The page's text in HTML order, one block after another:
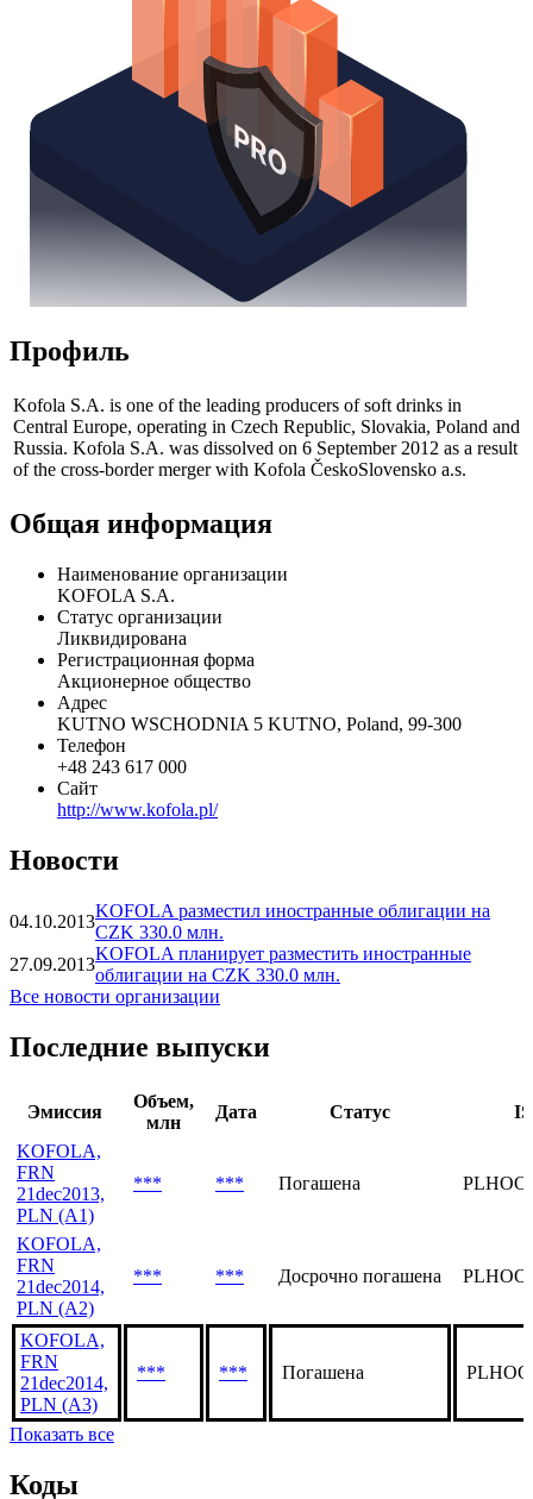
Профиль
Kofola S.A. is one of the leading producers of soft drinks in
Central Europe, operating in Czech Republic, Slovakia, Poland and
Russia. Kofola S.A. was dissolved on 6 September 2012 as a result
Общая информация
Наименование организации
KOFOLA S.A.
Статус организации
Ликвидирована
Регистрационная форма
Акционерное общество
Адрес
KUTNO WSCHODNIA 5 KUTNO, Poland, 99-300
Телефон
Сайт
Новости
04.10.2013
KOFOLA разместил иностранные облигации на
CZK 330.0 млн.
27.09.2013
облигации на CZK 330.0 млн.
Последние выпуски
Эмиссия
Объем,
Дата Статус
KOFOLA,
FRN
21dec2013,
PLN (A1)
*** *** Погашена
KOFOLA,
FRN
21dec2014,
PLN (A2)
KOFOLA,
FRN
PLN (A3)